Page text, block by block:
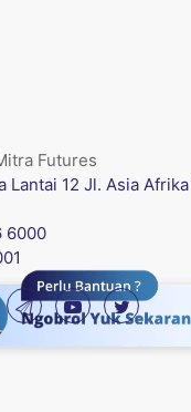
Futures
Lantai 12 Jl. Asia
6000